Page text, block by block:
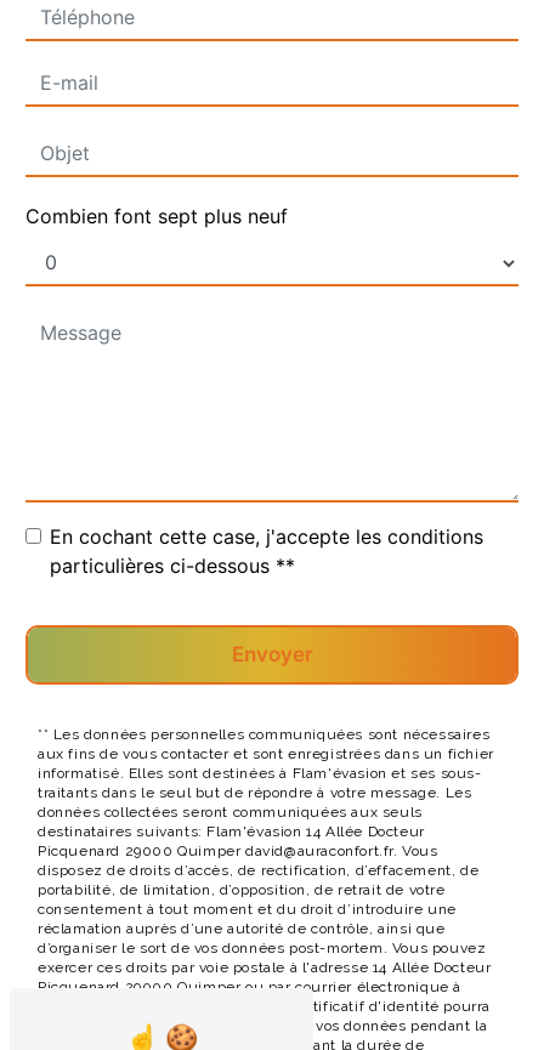
Combien font sept plus neuf
En cochant cette case, j'accepte les conditions
particulières ci-dessous **
Envoyer
** Les données personnelles communiquées sont nécessaires
aux fins de vous contacter et sont enregistrées dans un fichier
informatisé. Elles sont destinées à Flam'évasion et ses sous-
traitants dans le seul but de répondre à votre message. Les
données collectées seront communiquées aux seuls
destinataires suivants: Flam'évasion 14 Allée Docteur
Picquenard 29000 Quimper david@auraconfort.fr. Vous
disposez de droits d’accès, de rectification, d’effacement, de
portabilité, de limitation, d’opposition, de retrait de votre
consentement à tout moment et du droit d’introduire une
réclamation auprès d’une autorité de contrôle, ainsi que
d’organiser le sort de vos données post-mortem. Vous pouvez
exercer ces droits par voie postale à l'adresse 14 Allée Docteur
Picquenard 29000 Quimper ou par courrier électronique à
l'adresse david@auraconfort.fr. Un justificatif d'identité pourra
vous être demandé. Nous conservons vos données pendant la
période de prise de contact puis pendant la durée de